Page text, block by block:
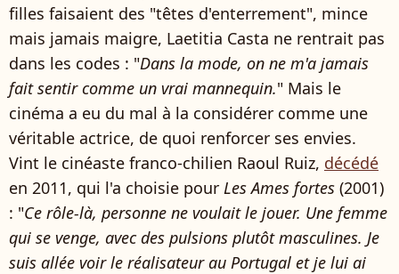
filles faisaient des "têtes d'enterrement", mince
mais jamais maigre, Laetitia Casta ne rentrait pas
dans les codes : "Dans la mode, on ne m'a jamais
fait sentir comme un vrai mannequin." Mais le
cinéma a eu du mal à la considérer comme une
véritable actrice, de quoi renforcer ses envies.
Vint le cinéaste franco-chilien Raoul Ruiz, décédé
en 2011, qui l'a choisie pour Les Ames fortes (2001)
: "Ce rôle-là, personne ne voulait le jouer. Une femme
qui se venge, avec des pulsions plutôt masculines. Je
suis allée voir le réalisateur au Portugal et je lui ai